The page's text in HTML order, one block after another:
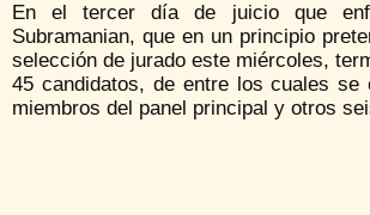
En el tercer día de juicio que
Subramanian, que en un principio
selección de jurado este miércoles,
45 candidatos, de entre los cuales se
miembros del panel principal y otros